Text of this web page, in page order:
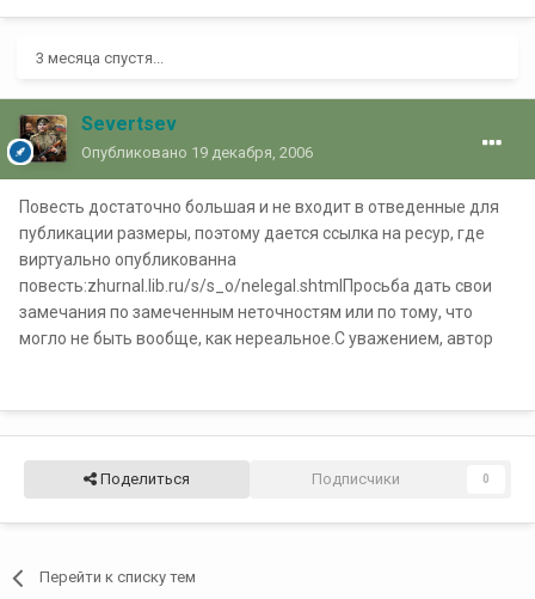
3 месяца спустя...
Severtsev
Опубликовано 19 декабря, 2006
Повесть достаточно большая и не входит в отведенные для
публикации размеры, поэтому дается ссылка на ресур, где
виртуально опубликованна
повесть:zhurnal.lib.ru/s/s_o/nelegal.shtmlПросьба дать свои
замечания по замеченным неточностям или по тому, что
могло не быть вообще, как нереальное.С уважением, автор
Поделиться Подписчики 0
Перейти к списку тем